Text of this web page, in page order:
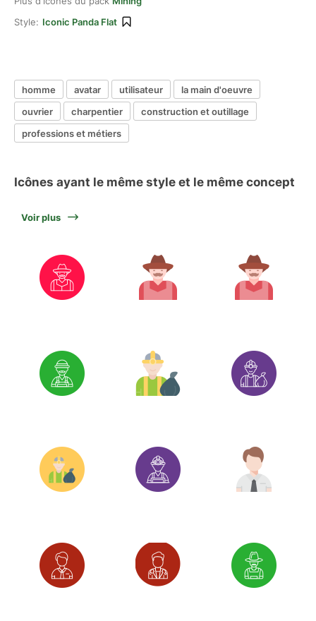
Style: Iconic Panda Flat
homme avatar utilisateur
la main d'oeuvre
ouvrier
charpentier
construction et outillage
professions et métiers
Icônes ayant le même style et le même concept
Voir plus